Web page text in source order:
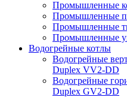
Промышленные
Промышленные
Промышленные
Промышленные
Водогрейные котлы
Водогрейные
Duplex VV2-DD
Водогрейные
Duplex GV2-DD